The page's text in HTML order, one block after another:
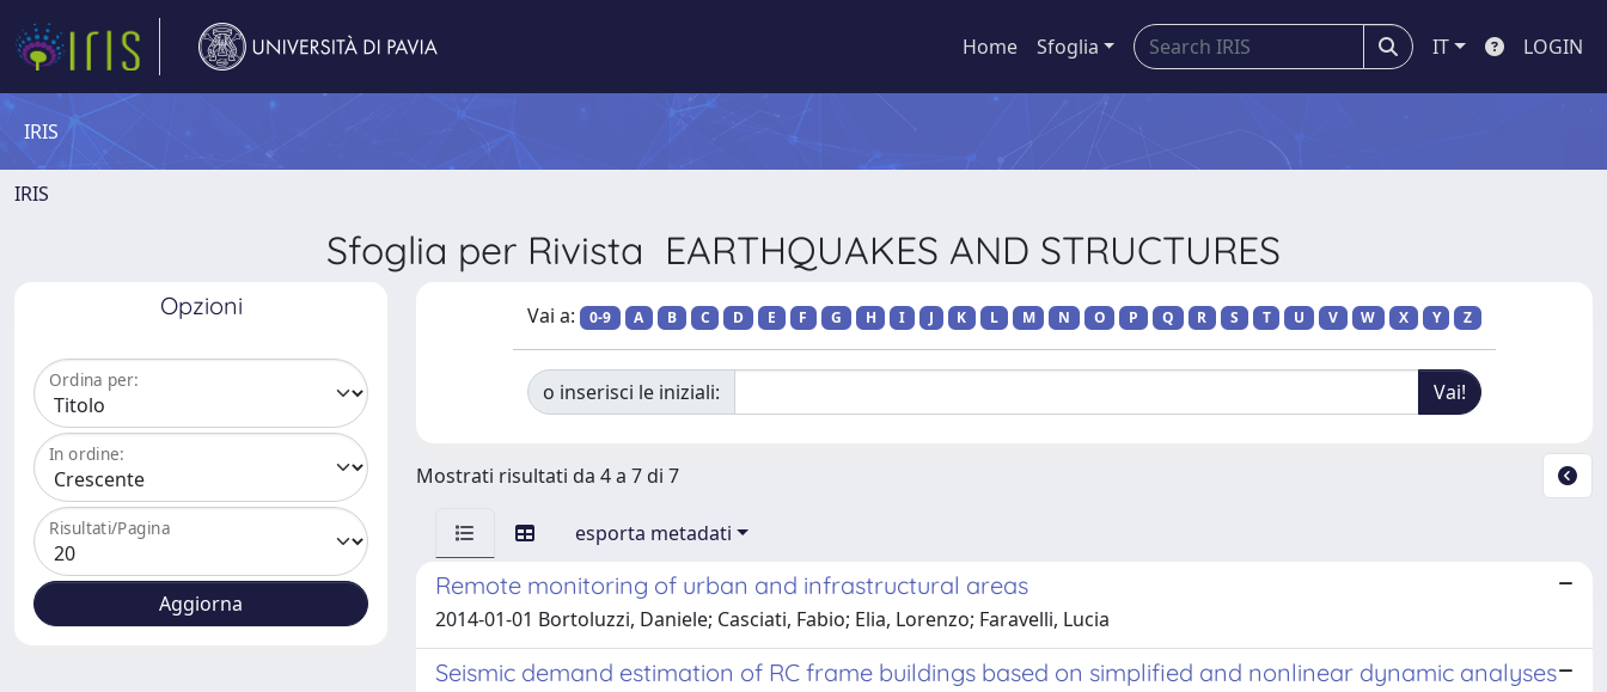
Home Sfoglia IT LOGIN
IRIS
IRIS
Sfoglia per Rivista EARTHQUAKES AND STRUCTURES
Opzioni
Ordina per:
In ordine:
Risultati/Pagina
Vai a: 0-9 A B C D E F G H I J K L M N O P Q R S T U V W X Y Z
o inserisci le iniziali:
Mostrati risultati da 4 a 7 di 7
esporta metadati
Remote monitoring of urban and infrastructural areas
2014-01-01 Bortoluzzi, Daniele; Casciati, Fabio; Elia, Lorenzo; Faravelli, Lucia
Seismic demand estimation of RC frame buildings based on simplified and nonlinear dynamic analyses